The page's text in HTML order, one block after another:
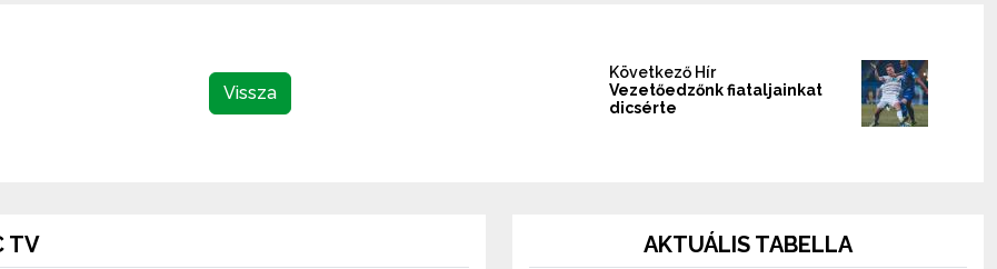
Vissza
Következő Hír
Vezetőedzőnk fiataljainkat
dicsérte
TV AKTUÁLIS TABELLA